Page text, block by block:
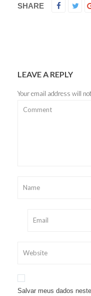
SHARE
LEAVE A REPLY
Your email address will
Salvar meus dados